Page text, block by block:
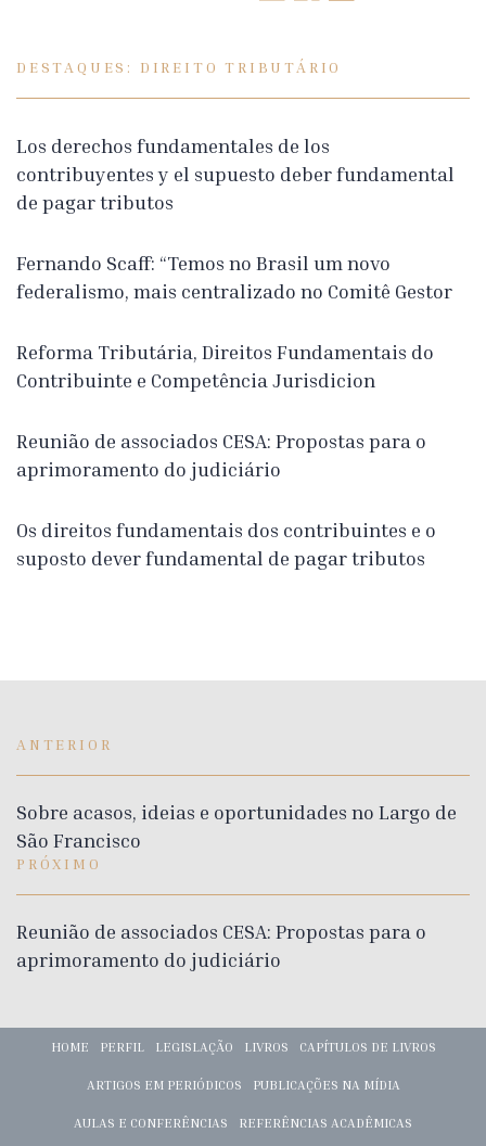
DESTAQUES: DIREITO TRIBUTÁRIO
Los derechos fundamentales de los
contribuyentes y el supuesto deber fundamental
de pagar tributos
Fernando Scaff: “Temos no Brasil um novo
federalismo, mais centralizado no Comitê Gestor
Reforma Tributária, Direitos Fundamentais do
Contribuinte e Competência Jurisdicion
Reunião de associados CESA: Propostas para o
aprimoramento do judiciário
Os direitos fundamentais dos contribuintes e o
suposto dever fundamental de pagar tributos
ANTERIOR
Sobre acasos, ideias e oportunidades no Largo de
São Francisco
PRÓXIMO
Reunião de associados CESA: Propostas para o
aprimoramento do judiciário
HOME PERFIL LEGISLAÇÃO LIVROS CAPÍTULOS DE LIVROS
ARTIGOS EM PERIÓDICOS PUBLICAÇÕES NA MÍDIA
AULAS E CONFERÊNCIAS REFERÊNCIAS ACADÊMICAS